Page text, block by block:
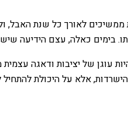
לאורך כל שנת האבל,
כאלה, עצם הידיעה שיש
עוגן של יציבות ודאגה
אלא על היכולת